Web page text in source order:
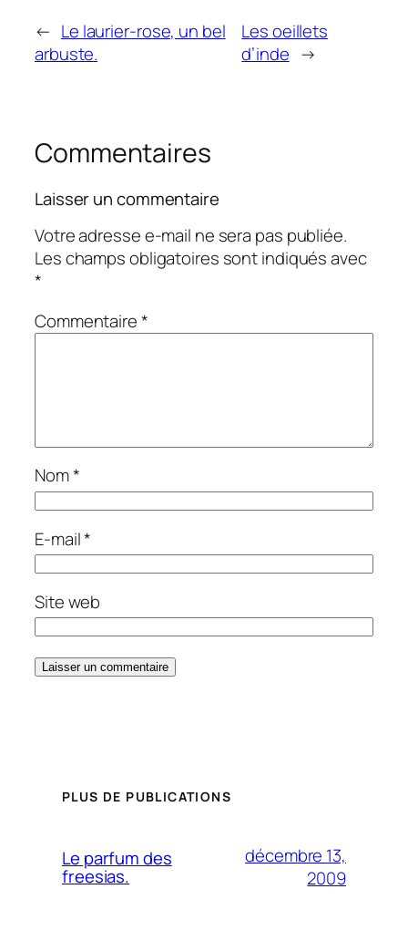
← Le laurier-rose, un bel
arbuste.
Les oeillets
d’inde →
Commentaires
Laisser un commentaire
Votre adresse e-mail ne sera pas publiée.
Les champs obligatoires sont indiqués avec
*
Commentaire*
Nom*
E-mail*
Site web
PLUS DE PUBLICATIONS
Le parfum des
freesias.
décembre 13,
2009